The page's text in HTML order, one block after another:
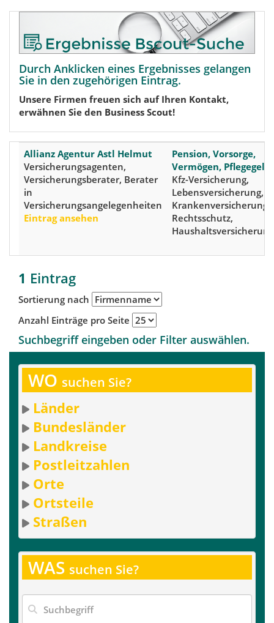
Durch Anklicken eines Ergebnisses gelangen
Sie in den zugehörigen Eintrag.
Unsere Firmen freuen sich auf Ihren Kontakt,
erwähnen Sie den Business Scout!
Allianz Agentur Astl Helmut
Versicherungsagenten,
Versicherungsberater, Berater
in
Versicherungsangelegenheiten
Eintrag ansehen
Pension, Vorsorge,
Vermögen, Pflegegeld
Kfz-Versicherung,
Lebensversicherung,
Krankenversicherung,
Rechtsschutz,
Haushaltsversicherung
1 Eintrag
Sortierung nach
Anzahl Einträge pro Seite
Suchbegriff eingeben oder Filter auswählen.
WO suchen Sie?
Länder
Bundesländer
Landkreise
Postleitzahlen
Orte
Ortsteile
Straßen
WAS suchen Sie?